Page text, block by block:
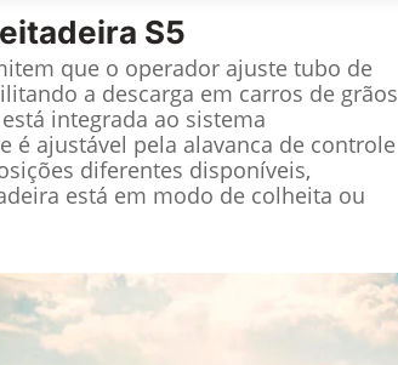
S5
que o operador ajuste tubo de
a descarga em carros de grãos
integrada ao sistema
é ajustável pela alavanca de controle
diferentes disponíveis,
está em modo de colheita ou